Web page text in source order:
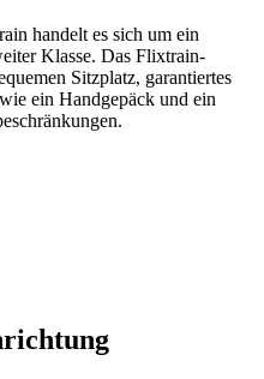
handelt es sich um ein
Klasse. Das Flixtrain-
Sitzplatz, garantiertes
ein Handgepäck und ein